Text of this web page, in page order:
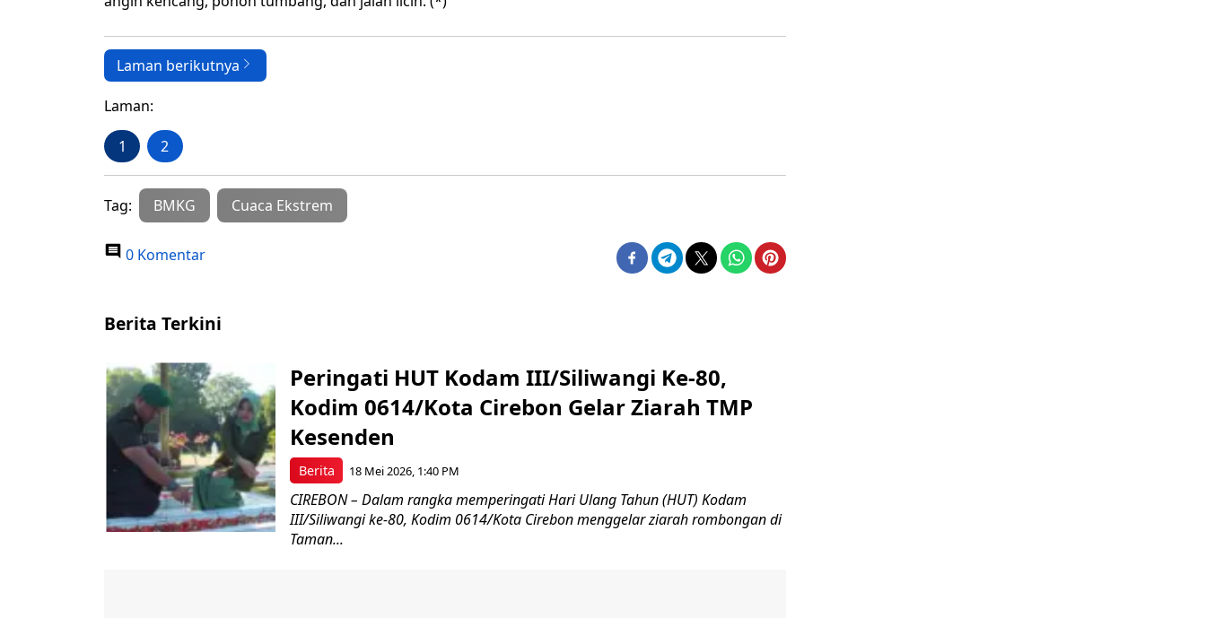
Laman berikutnya
Laman:
1 2
Tag: BMKG Cuaca Ekstrem
0 Komentar
Berita Terkini
Berita
Peringati HUT Kodam III/Siliwangi Ke-80,
Kodim 0614/Kota Cirebon Gelar Ziarah TMP
Kesenden
18 Mei 2026, 1:40 PM
CIREBON – Dalam rangka memperingati Hari Ulang Tahun (HUT) Kodam
III/Siliwangi ke-80, Kodim 0614/Kota Cirebon menggelar ziarah rombongan di
Taman...